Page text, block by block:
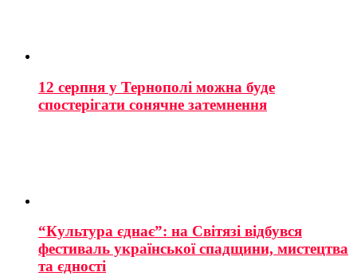
12 серпня у Тернополі можна буде
спостерігати сонячне затемнення
“Культура єднає”: на Світязі відбувся
фестиваль української спадщини, мистецтва
та єдності